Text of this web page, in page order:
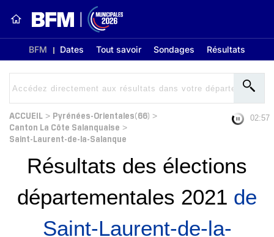
BFM Dates Tout savoir Sondages Résultats
ACCUEIL > Pyrénées-Orientales(66) >
Canton La Côte Salanquaise >
Saint-Laurent-de-la-Salanque
02:56
Résultats des élections
départementales 2021 de
Saint-Laurent-de-la-